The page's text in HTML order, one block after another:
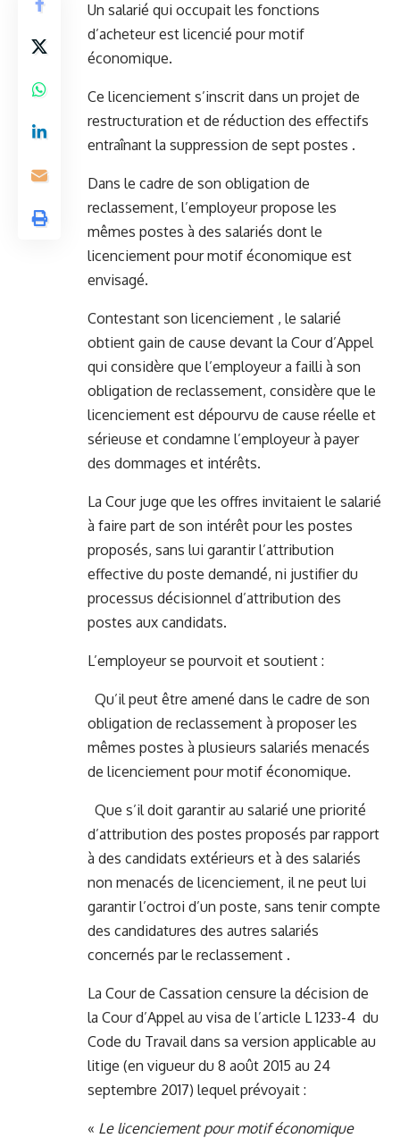
Un salarié qui occupait les fonctions
d’acheteur est licencié pour motif
économique.
Ce licenciement s’inscrit dans un projet de
restructuration et de réduction des effectifs
entraînant la suppression de sept postes .
Dans le cadre de son obligation de
reclassement, l’employeur propose les
mêmes postes à des salariés dont le
licenciement pour motif économique est
envisagé.
Contestant son licenciement , le salarié
obtient gain de cause devant la Cour d’Appel
qui considère que l’employeur a failli à son
obligation de reclassement, considère que le
licenciement est dépourvu de cause réelle et
sérieuse et condamne l’employeur à payer
des dommages et intérêts.
La Cour juge que les offres invitaient le salarié
à faire part de son intérêt pour les postes
proposés, sans lui garantir l’attribution
effective du poste demandé, ni justifier du
processus décisionnel d’attribution des
postes aux candidats.
L’employeur se pourvoit et soutient :
Qu’il peut être amené dans le cadre de son
obligation de reclassement à proposer les
mêmes postes à plusieurs salariés menacés
de licenciement pour motif économique.
Que s’il doit garantir au salarié une priorité
d’attribution des postes proposés par rapport
à des candidats extérieurs et à des salariés
non menacés de licenciement, il ne peut lui
garantir l’octroi d’un poste, sans tenir compte
des candidatures des autres salariés
concernés par le reclassement .
La Cour de Cassation censure la décision de
la Cour d’Appel au visa de l’article L 1233-4 du
Code du Travail dans sa version applicable au
litige (en vigueur du 8 août 2015 au 24
septembre 2017) lequel prévoyait :
« Le licenciement pour motif économique